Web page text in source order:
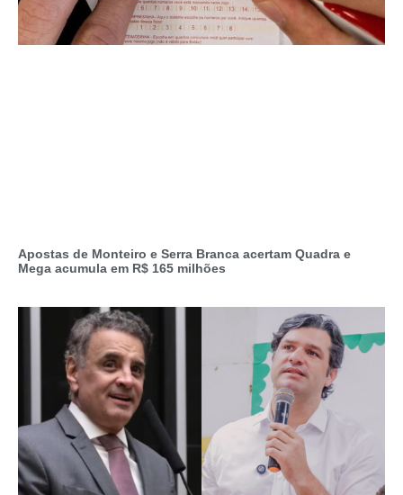
Apostas de Monteiro e Serra Branca acertam Quadra e
Mega acumula em R$ 165 milhões